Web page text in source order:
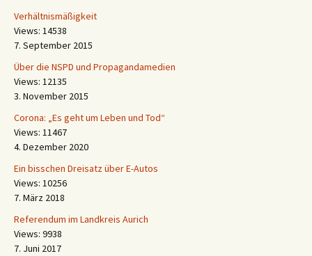
Verhältnismäßigkeit
Views: 14538
7. September 2015
Über die NSPD und Propagandamedien
Views: 12135
3. November 2015
Corona: „Es geht um Leben und Tod“
Views: 11467
4. Dezember 2020
Ein bisschen Dreisatz über E-Autos
Views: 10256
7. März 2018
Referendum im Landkreis Aurich
Views: 9938
7. Juni 2017